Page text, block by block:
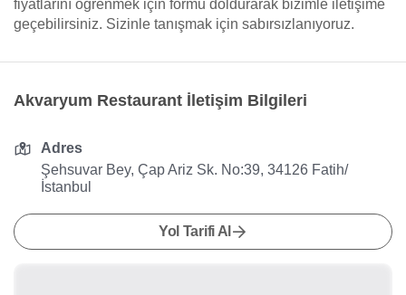
fiyatlarını öğrenmek için formu doldurarak bizimle iletişime
geçebilirsiniz. Sizinle tanışmak için sabırsızlanıyoruz.
Akvaryum Restaurant İletişim Bilgileri
Adres
Şehsuvar Bey, Çap Ariz Sk. No:39, 34126 Fatih/
İstanbul
Yol Tarifi Al